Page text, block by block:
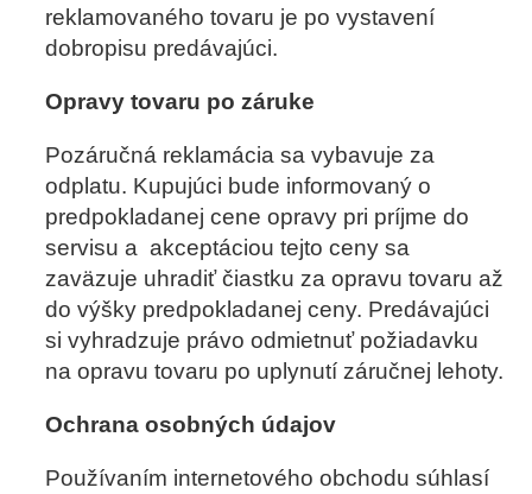
reklamovaného tovaru je po vystavení
dobropisu predávajúci.
Opravy tovaru po záruke
Pozáručná reklamácia sa vybavuje za
odplatu. Kupujúci bude informovaný o
predpokladanej cene opravy pri príjme do
servisu a akceptáciou tejto ceny sa
zaväzuje uhradiť čiastku za opravu tovaru až
do výšky predpokladanej ceny. Predávajúci
si vyhradzuje právo odmietnuť požiadavku
na opravu tovaru po uplynutí záručnej lehoty.
Ochrana osobných údajov
Používaním internetového obchodu súhlasí